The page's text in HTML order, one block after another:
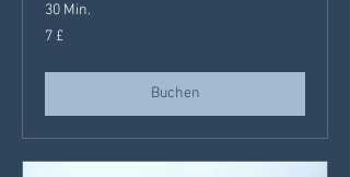
30 Min.
7
Britische
7 £
Buchen